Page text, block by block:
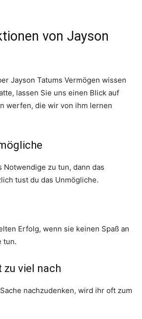
von Jayson
Jayson Tatums Vermögen wissen
lassen Sie uns einen Blick auf
werfen, die wir von ihm lernen
Notwendige zu tun, dann das
tust du das Unmögliche.
Erfolg, wenn sie keinen Spaß an
tun.
zu viel nach
nachzudenken, wird ihr oft zum